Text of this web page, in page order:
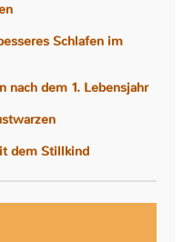
Schlafen im
nach dem 1. Lebensjahr
dem Stillkind